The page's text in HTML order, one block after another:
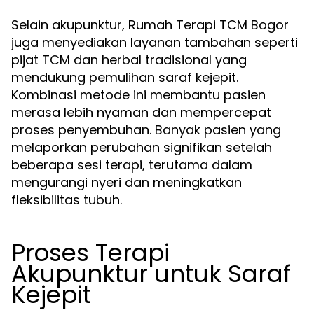
Selain akupunktur, Rumah Terapi TCM Bogor
juga menyediakan layanan tambahan seperti
pijat TCM dan herbal tradisional yang
mendukung pemulihan saraf kejepit.
Kombinasi metode ini membantu pasien
merasa lebih nyaman dan mempercepat
proses penyembuhan. Banyak pasien yang
melaporkan perubahan signifikan setelah
beberapa sesi terapi, terutama dalam
mengurangi nyeri dan meningkatkan
fleksibilitas tubuh.
Proses Terapi
Akupunktur untuk Saraf
Kejepit